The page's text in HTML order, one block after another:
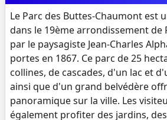
Le Parc des Buttes-Chaumont est
dans le 19ème arrondissement de
par le paysagiste Jean-Charles
portes en 1867. Ce parc de 25
collines, de cascades, d'un lac et
ainsi que d'un grand belvédère
panoramique sur la ville. Les
également profiter des jardins,